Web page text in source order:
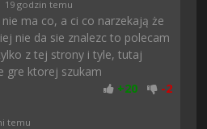
| 19 godzin temu
ma co, a ci co narzekają że
nie da sie znalezc to polecam
z tej strony i tyle, tutaj
gre ktorej szukam
+20 -2
temu